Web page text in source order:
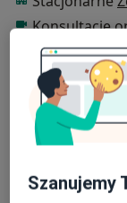
Konsultacje
Zdjęcia i filmy
Szanujemy